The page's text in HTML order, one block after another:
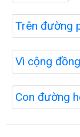
Trên đường
Vì cộng đồng
Con đường